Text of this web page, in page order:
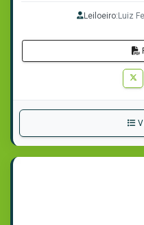
Leiloeiro:Luiz